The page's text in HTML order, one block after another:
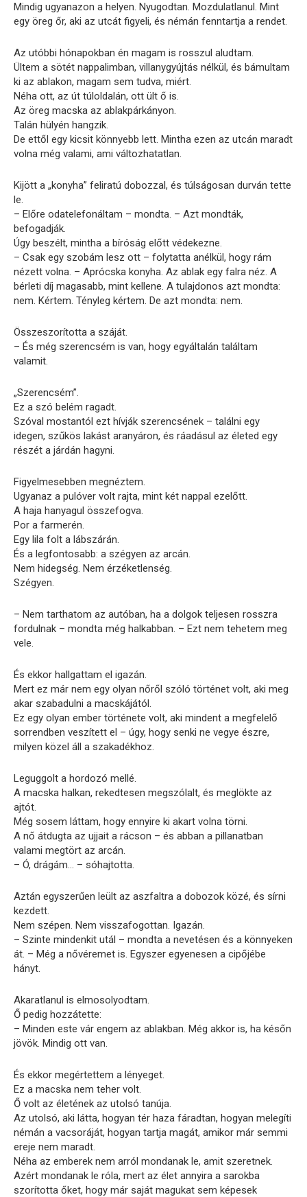
Mindig ugyanazon a helyen. Nyugodtan. Mozdulatlanul. Mint
egy öreg őr, aki az utcát figyeli, és némán fenntartja a rendet.
Az utóbbi hónapokban én magam is rosszul aludtam.
Ültem a sötét nappalimban, villanygyújtás nélkül, és bámultam
ki az ablakon, magam sem tudva, miért.
Néha ott, az út túloldalán, ott ült ő is.
Az öreg macska az ablakpárkányon.
Talán hülyén hangzik.
De ettől egy kicsit könnyebb lett. Mintha ezen az utcán maradt
volna még valami, ami változhatatlan.
Kijött a „konyha” feliratú dobozzal, és túlságosan durván tette
le.
– Előre odatelefonáltam – mondta. – Azt mondták,
befogadják.
Úgy beszélt, mintha a bíróság előtt védekezne.
– Csak egy szobám lesz ott – folytatta anélkül, hogy rám
nézett volna. – Aprócska konyha. Az ablak egy falra néz. A
bérleti díj magasabb, mint kellene. A tulajdonos azt mondta:
nem. Kértem. Tényleg kértem. De azt mondta: nem.
Összeszorította a száját.
– És még szerencsém is van, hogy egyáltalán találtam
valamit.
„Szerencsém”.
Ez a szó belém ragadt.
Szóval mostantól ezt hívják szerencsének – találni egy
idegen, szűkös lakást aranyáron, és ráadásul az életed egy
részét a járdán hagyni.
Figyelmesebben megnéztem.
Ugyanaz a pulóver volt rajta, mint két nappal ezelőtt.
A haja hanyagul összefogva.
Por a farmerén.
Egy lila folt a lábszárán.
És a legfontosabb: a szégyen az arcán.
Nem hidegség. Nem érzéketlenség.
Szégyen.
– Nem tarthatom az autóban, ha a dolgok teljesen rosszra
fordulnak – mondta még halkabban. – Ezt nem tehetem meg
vele.
És ekkor hallgattam el igazán.
Mert ez már nem egy olyan nőről szóló történet volt, aki meg
akar szabadulni a macskájától.
Ez egy olyan ember története volt, aki mindent a megfelelő
sorrendben veszített el – úgy, hogy senki ne vegye észre,
milyen közel áll a szakadékhoz.
Leguggolt a hordozó mellé.
A macska halkan, rekedtesen megszólalt, és meglökte az
ajtót.
Még sosem láttam, hogy ennyire ki akart volna törni.
A nő átdugta az ujjait a rácson – és abban a pillanatban
valami megtört az arcán.
– Ó, drágám… – sóhajtotta.
Aztán egyszerűen leült az aszfaltra a dobozok közé, és sírni
kezdett.
Nem szépen. Nem visszafogottan. Igazán.
– Szinte mindenkit utál – mondta a nevetésen és a könnyeken
át. – Még a nővéremet is. Egyszer egyenesen a cipőjébe
hányt.
Akaratlanul is elmosolyodtam.
Ő pedig hozzátette:
– Minden este vár engem az ablakban. Még akkor is, ha későn
jövök. Mindig ott van.
És ekkor megértettem a lényeget.
Ez a macska nem teher volt.
Ő volt az életének az utolsó tanúja.
Az utolsó, aki látta, hogyan tér haza fáradtan, hogyan melegíti
némán a vacsoráját, hogyan tartja magát, amikor már semmi
ereje nem maradt.
Néha az emberek nem arról mondanak le, amit szeretnek.
Azért mondanak le róla, mert az élet annyira a sarokba
szorította őket, hogy már saját magukat sem képesek